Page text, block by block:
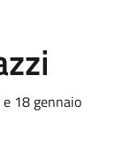
18 gennaio